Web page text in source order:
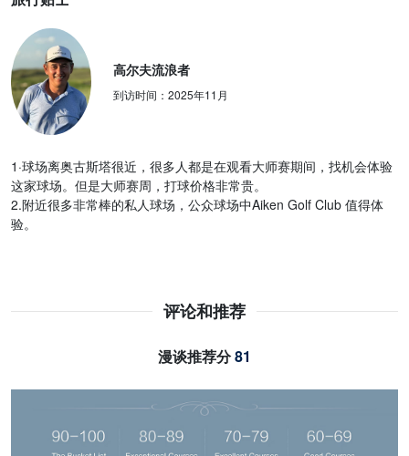
高尔夫流浪者
到访时间： 2025年11月
1·球场离奥古斯塔很近，很多人都是在观看大师赛期间，找机会体验
这家球场。但是大师赛周，打球价格非常贵。
2.附近很多非常棒的私人球场，公众球场中Aiken Golf Club 值得体
验。
评论和推荐
漫谈推荐分81